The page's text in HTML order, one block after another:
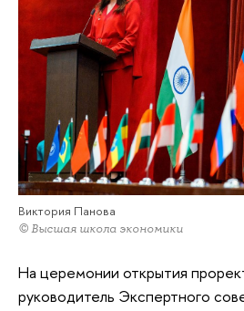
Виктория Панова
© Высшая школа экономики
На церемонии открытия
руководитель Экспертного